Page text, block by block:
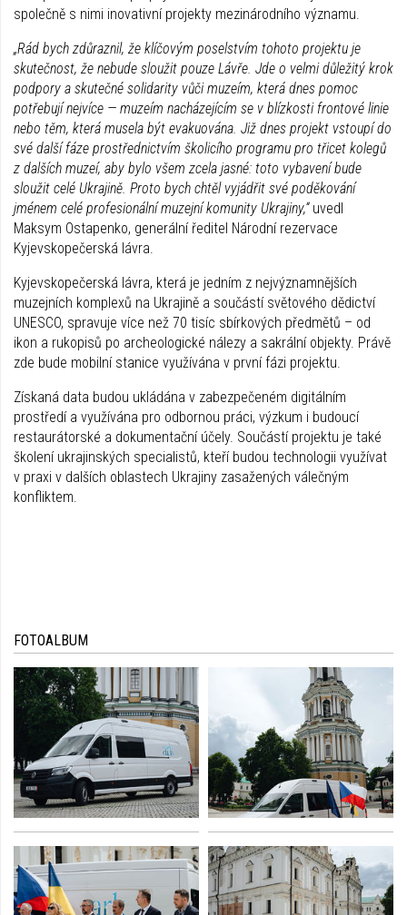
společně s nimi inovativní projekty mezinárodního významu.
„Rád bych zdůraznil, že klíčovým poselstvím tohoto projektu je
skutečnost, že nebude sloužit pouze Lávře. Jde o velmi důležitý krok
podpory a skutečné solidarity vůči muzeím, která dnes pomoc
potřebují nejvíce — muzeím nacházejícím se v blízkosti frontové linie
nebo těm, která musela být evakuována. Již dnes projekt vstoupí do
své další fáze prostřednictvím školicího programu pro třicet kolegů
z dalších muzeí, aby bylo všem zcela jasné: toto vybavení bude
sloužit celé Ukrajině. Proto bych chtěl vyjádřit své poděkování
jménem celé profesionální muzejní komunity Ukrajiny,“uvedl
Maksym Ostapenko, generální ředitel Národní rezervace
Kyjevskopečerská lávra.
Kyjevskopečerská lávra, která je jedním z nejvýznamnějších
muzejních komplexů na Ukrajině a součástí světového dědictví
UNESCO, spravuje více než 70 tisíc sbírkových předmětů – od
ikon a rukopisů po archeologické nálezy a sakrální objekty. Právě
zde bude mobilní stanice využívána v první fázi projektu.
Získaná data budou ukládána v zabezpečeném digitálním
prostředí a využívána pro odbornou práci, výzkum i budoucí
restaurátorské a dokumentační účely. Součástí projektu je také
školení ukrajinských specialistů, kteří budou technologii využívat
v praxi v dalších oblastech Ukrajiny zasažených válečným
konfliktem.
FOTOALBUM